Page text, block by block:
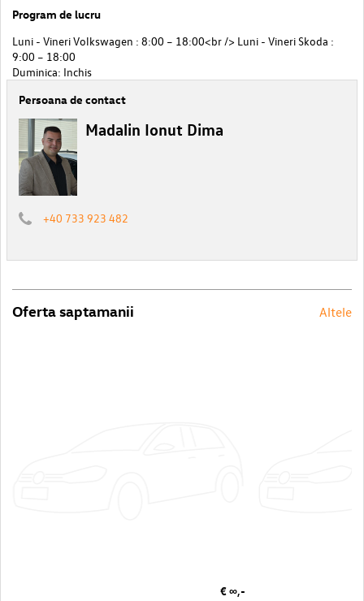
Program de lucru
Luni - Vineri Volkswagen : 8:00 – 18:00<br /> Luni - Vineri Skoda :
9:00 – 18:00
Duminica: Inchis
Persoana de contact
Madalin Ionut Dima
+40 733 923 482
Oferta saptamanii Altele
€ ∞,-